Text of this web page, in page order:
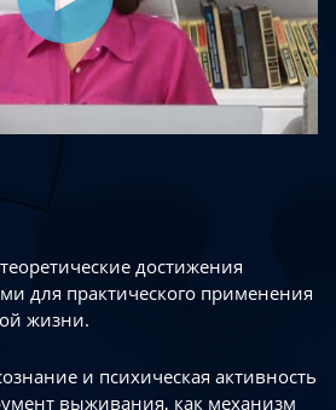
достижения
для практического применения
жизни.
и психическая активность
выживания, как механизм